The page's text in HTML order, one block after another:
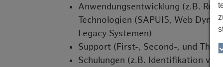
Anwendungsentwicklung (z.B.
Technologien (SAPUI5, Web
Legacy-Systemen)
Support (First-, Second-, und
Schulungen (z.B. Identifikation von